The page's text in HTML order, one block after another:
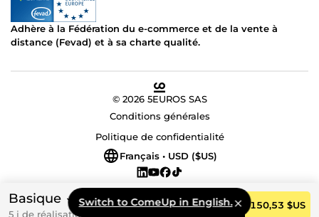
Basique
5 j de réalisation
Commander 150,53 $US
Switch to ComeUp in English.
Adhère à la Fédération du e-commerce et de la vente à
distance (Fevad) et à sa charte qualité.
© 2026 5EUROS SAS
Conditions générales
Politique de confidentialité
Français • USD ($US)